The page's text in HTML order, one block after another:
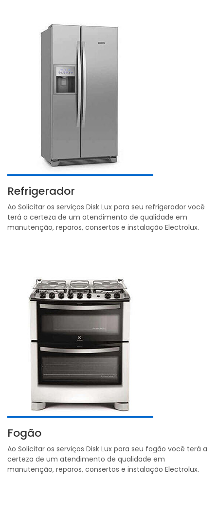
Refrigerador
Ao Solicitar os serviços Disk Lux para seu refrigerador você
terá a certeza de um atendimento de qualidade em
manutenção, reparos, consertos e instalação Electrolux.
Fogão
Ao Solicitar os serviços Disk Lux para seu fogão você terá a
certeza de um atendimento de qualidade em
manutenção, reparos, consertos e instalação Electrolux.